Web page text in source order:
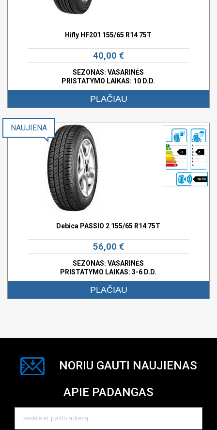
Hifly HF201 155/65 R14 75T
40,00 €
SEZONAS: VASARINĖS
PRISTATYMO LAIKAS: 10 D.D.
PLAČIAU
C c
70 dB
NAUJIENA
Debica PASSIO 2 155/65 R14 75T
56,00 €
SEZONAS: VASARINĖS
PRISTATYMO LAIKAS: 3-6 D.D.
PLAČIAU
NORIU GAUTI NAUJIENAS
APIE PADANGAS